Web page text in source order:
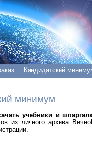
Кандидатский
минимум
учебники и
из личного архива